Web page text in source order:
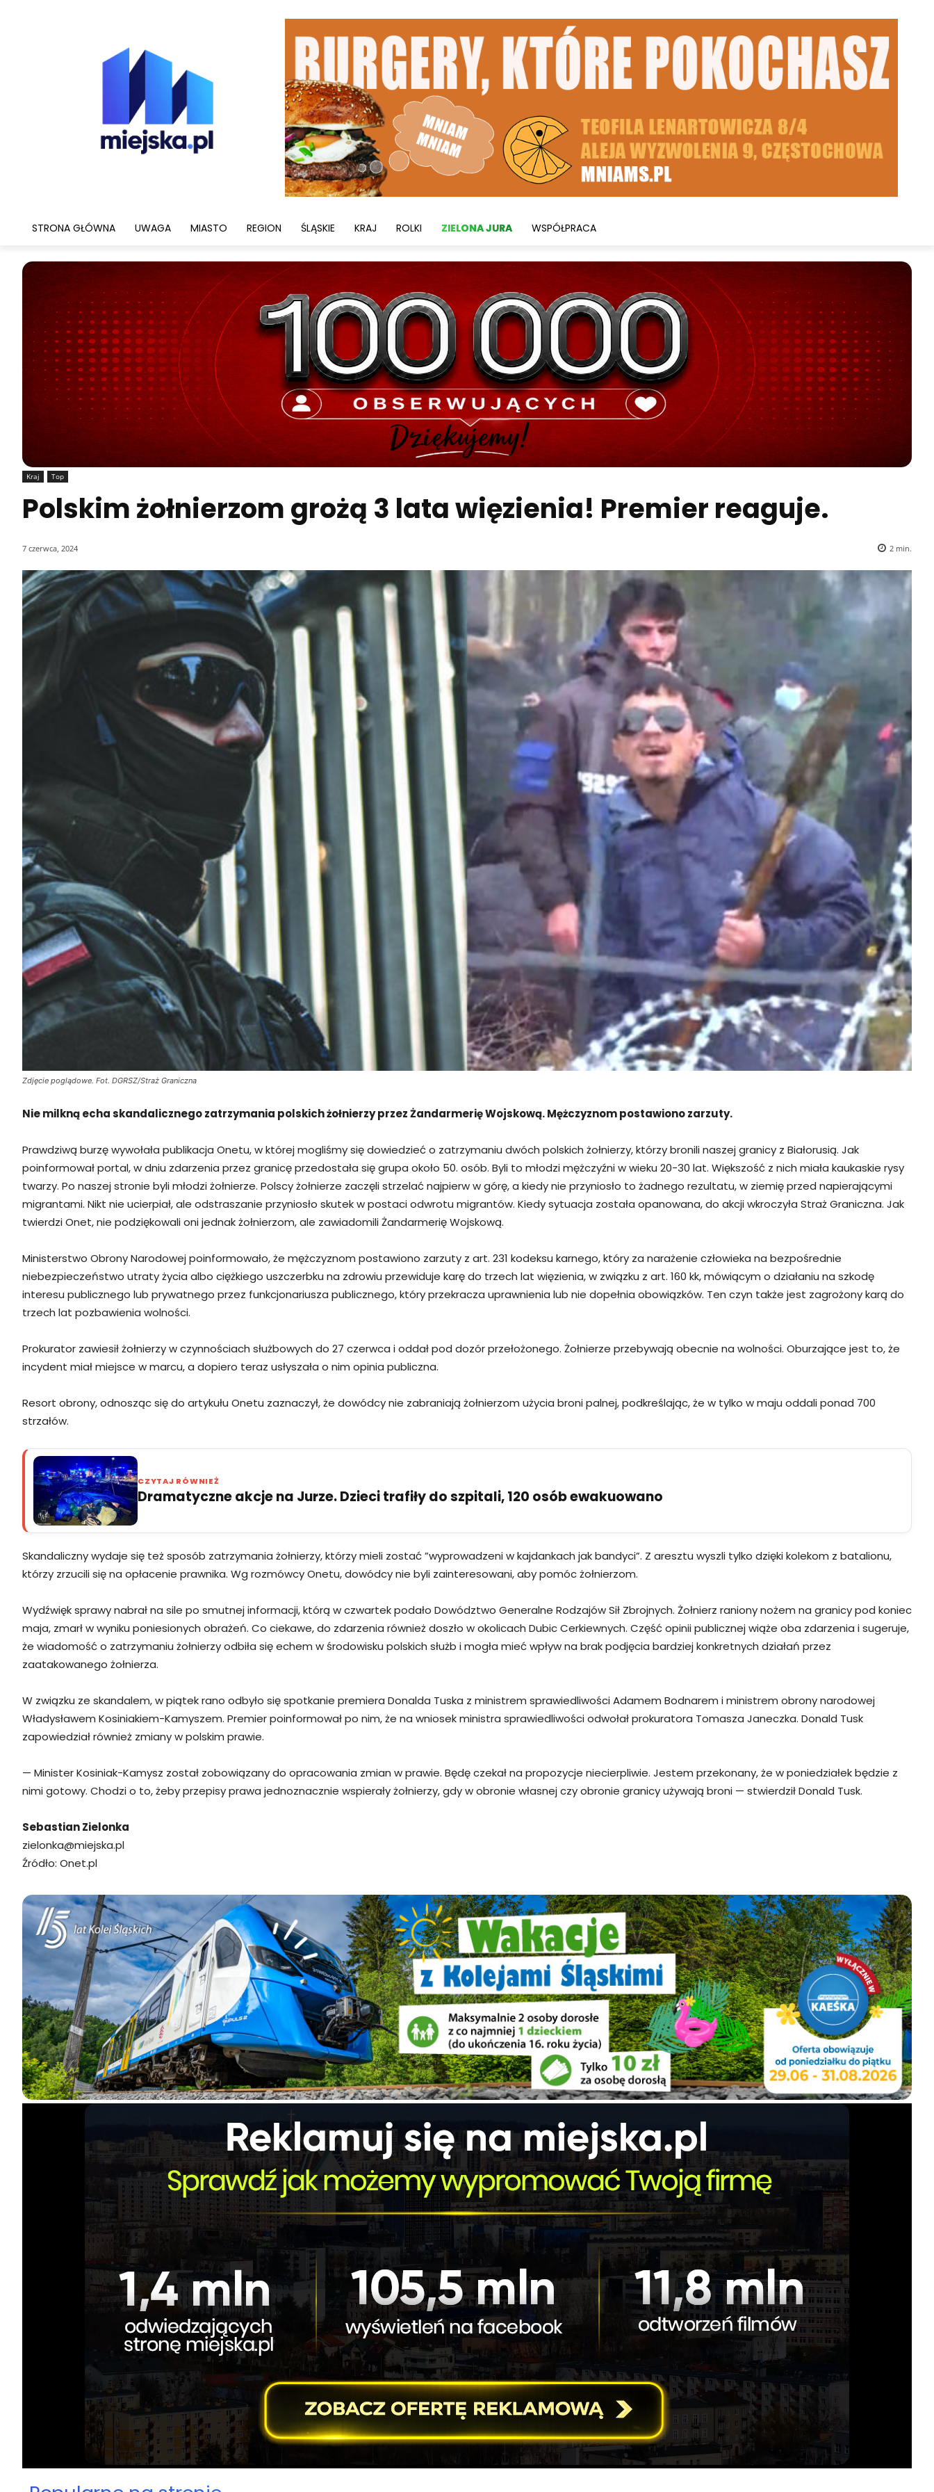
STRONA GŁÓWNA UWAGA MIASTO REGION ŚLĄSKIE KRAJ ROLKI ZIELONA JURA WSPÓŁPRACA
Kraj Top
Polskim żołnierzom grożą 3 lata więzienia! Premier reaguje.
7 czerwca, 2024 2 min.
Zdjęcie poglądowe. Fot. DGRSZ/Straż Graniczna
Nie milkną echa skandalicznego zatrzymania polskich żołnierzy przez Żandarmerię Wojskową. Mężczyznom postawiono zarzuty.
Prawdziwą burzę wywołała publikacja Onetu, w której mogliśmy się dowiedzieć o zatrzymaniu dwóch polskich żołnierzy, którzy bronili naszej granicy z Białorusią. Jak
poinformował portal, w dniu zdarzenia przez granicę przedostała się grupa około 50. osób. Byli to młodzi mężczyźni w wieku 20-30 lat. Większość z nich miała kaukaskie rysy
twarzy. Po naszej stronie byli młodzi żołnierze. Polscy żołnierze zaczęli strzelać najpierw w górę, a kiedy nie przyniosło to żadnego rezultatu, w ziemię przed napierającymi
migrantami. Nikt nie ucierpiał, ale odstraszanie przyniosło skutek w postaci odwrotu migrantów. Kiedy sytuacja została opanowana, do akcji wkroczyła Straż Graniczna. Jak
twierdzi Onet, nie podziękowali oni jednak żołnierzom, ale zawiadomili Żandarmerię Wojskową.
Ministerstwo Obrony Narodowej poinformowało, że mężczyznom postawiono zarzuty z art. 231 kodeksu karnego, który za narażenie człowieka na bezpośrednie
niebezpieczeństwo utraty życia albo ciężkiego uszczerbku na zdrowiu przewiduje karę do trzech lat więzienia, w związku z art. 160 kk, mówiącym o działaniu na szkodę
interesu publicznego lub prywatnego przez funkcjonariusza publicznego, który przekracza uprawnienia lub nie dopełnia obowiązków. Ten czyn także jest zagrożony karą do
trzech lat pozbawienia wolności.
Prokurator zawiesił żołnierzy w czynnościach służbowych do 27 czerwca i oddał pod dozór przełożonego. Żołnierze przebywają obecnie na wolności. Oburzające jest to, że
incydent miał miejsce w marcu, a dopiero teraz usłyszała o nim opinia publiczna.
Resort obrony, odnosząc się do artykułu Onetu zaznaczył, że dowódcy nie zabraniają żołnierzom użycia broni palnej, podkreślając, że w tylko w maju oddali ponad 700
strzałów.
CZYTAJ RÓWNIEŻ
Dramatyczne akcje na Jurze. Dzieci trafiły do szpitali, 120 osób ewakuowano
Skandaliczny wydaje się też sposób zatrzymania żołnierzy, którzy mieli zostać ”wyprowadzeni w kajdankach jak bandyci”. Z aresztu wyszli tylko dzięki kolekom z batalionu,
którzy zrzucili się na opłacenie prawnika. Wg rozmówcy Onetu, dowódcy nie byli zainteresowani, aby pomóc żołnierzom.
Wydźwięk sprawy nabrał na sile po smutnej informacji, którą w czwartek podało Dowództwo Generalne Rodzajów Sił Zbrojnych. Żołnierz raniony nożem na granicy pod koniec
maja, zmarł w wyniku poniesionych obrażeń. Co ciekawe, do zdarzenia również doszło w okolicach Dubic Cerkiewnych. Część opinii publicznej wiąże oba zdarzenia i sugeruje,
że wiadomość o zatrzymaniu żołnierzy odbiła się echem w środowisku polskich służb i mogła mieć wpływ na brak podjęcia bardziej konkretnych działań przez
zaatakowanego żołnierza.
W związku ze skandalem, w piątek rano odbyło się spotkanie premiera Donalda Tuska z ministrem sprawiedliwości Adamem Bodnarem i ministrem obrony narodowej
Władysławem Kosiniakiem-Kamyszem. Premier poinformował po nim, że na wniosek ministra sprawiedliwości odwołał prokuratora Tomasza Janeczka. Donald Tusk
zapowiedział również zmiany w polskim prawie.
— Minister Kosiniak-Kamysz został zobowiązany do opracowania zmian w prawie. Będę czekał na propozycje niecierpliwie. Jestem przekonany, że w poniedziałek będzie z
nimi gotowy. Chodzi o to, żeby przepisy prawa jednoznacznie wspierały żołnierzy, gdy w obronie własnej czy obronie granicy używają broni — stwierdził Donald Tusk.
Sebastian Zielonka
zielonka@miejska.pl
Źródło: Onet.pl